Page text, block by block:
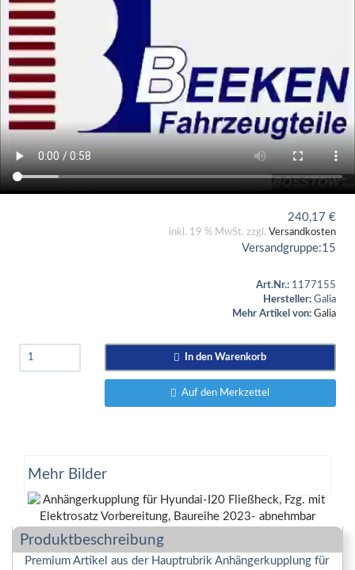
240,17 €
inkl. 19 % MwSt. zzgl. Versandkosten
Versandgruppe:15
Art.Nr.: 1177155
Hersteller: Galia
Mehr Artikel von: Galia
In den Warenkorb
Auf den Merkzettel
Mehr Bilder
Produktbeschreibung
Premium Artikel aus der Hauptrubrik Anhängerkupplung für